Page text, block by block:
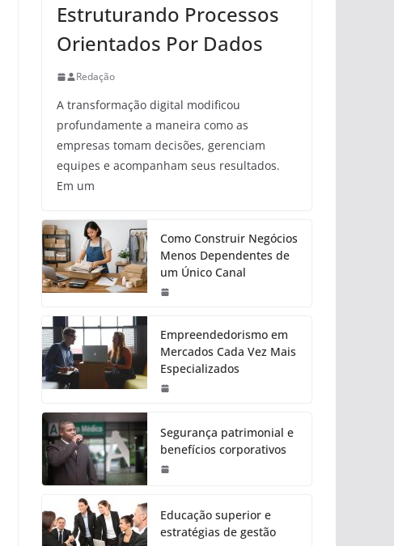
Estruturando Processos
Orientados Por Dados
Redação
A transformação digital modificou
profundamente a maneira como as
empresas tomam decisões, gerenciam
equipes e acompanham seus resultados.
Em um
Como Construir Negócios
Menos Dependentes de
um Único Canal
Empreendedorismo em
Mercados Cada Vez Mais
Especializados
Segurança patrimonial e
benefícios corporativos
Educação superior e
estratégias de gestão